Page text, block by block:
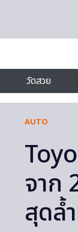
วัดสวย
AUTO
จาก
สุดล้